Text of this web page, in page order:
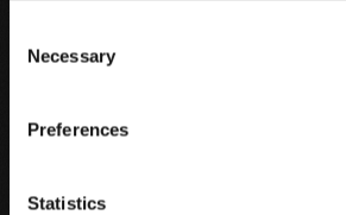
Selection
Necessary
Preferences
Statistics